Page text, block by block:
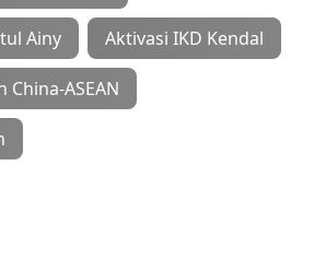
Ainy Aktivasi IKD Kendal
ASEAN